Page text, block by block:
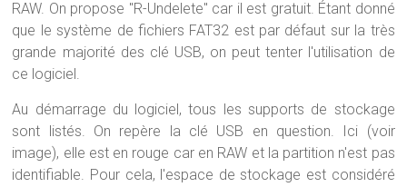
RAW. On propose "R-Undelete" car il est gratuit. Étant donné
que le système de fichiers FAT32 est par défaut sur la très
grande majorité des clé USB, on peut tenter l'utilisation de
ce logiciel.
Au démarrage du logiciel, tous les supports de stockage
sont listés. On repère la clé USB en question. Ici (voir
image), elle est en rouge car en RAW et la partition n'est pas
identifiable. Pour cela, l'espace de stockage est considéré